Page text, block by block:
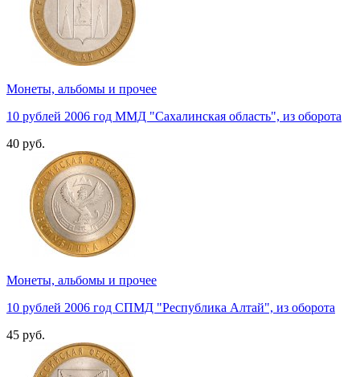
Монеты, альбомы и прочее
10 рублей 2006 год ММД "Сахалинская область", из оборота
40 руб.
Монеты, альбомы и прочее
10 рублей 2006 год СПМД "Республика Алтай", из оборота
45 руб.